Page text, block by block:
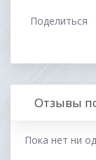
Поделиться
Отзывы
Пока нет ни